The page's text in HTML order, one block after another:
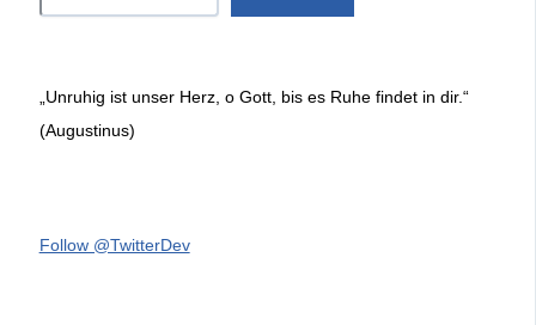
„Unruhig ist unser Herz, o Gott, bis es Ruhe findet in dir.“
(Augustinus)
Follow @TwitterDev